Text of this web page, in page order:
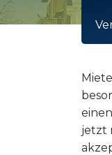
jetzt